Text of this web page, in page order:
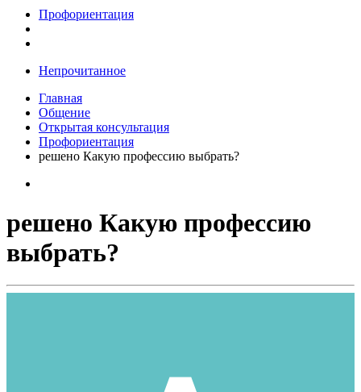
Профориентация
Непрочитанное
Главная
Общение
Открытая консультация
Профориентация
решено Какую профессию выбрать?
решено Какую профессию
выбрать?